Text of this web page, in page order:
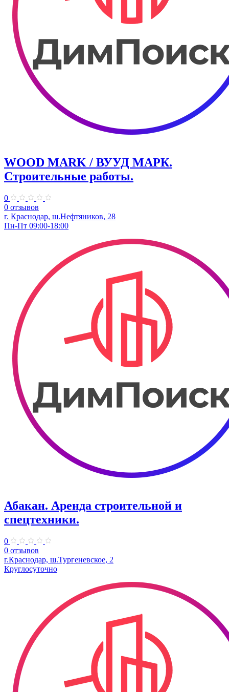
WOOD MARK / ВУУД МАРК.
Строительные работы.
0
0 отзывов
г. Краснодар, ш.Нефтяников, 28
Пн-Пт 09:00-18:00
Абакан. Аренда строительной и
спецтехники.
0
0 отзывов
г.Краснодар, ш.Тургеневское, 2
Круглосуточно